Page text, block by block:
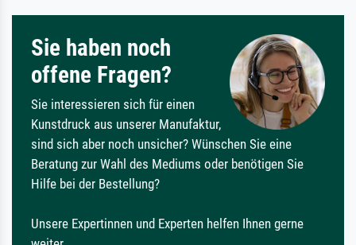
Sie haben noch
offene Fragen?
Sie interessieren sich für einen
Kunstdruck aus unserer Manufaktur,
sind sich aber noch unsicher? Wünschen Sie eine
Beratung zur Wahl des Mediums oder benötigen Sie
Hilfe bei der Bestellung?
Unsere Expertinnen und Experten helfen Ihnen gerne